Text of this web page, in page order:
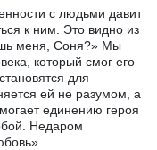
с людьми давит
к ним. Это видно из
меня, Соня?» Мы
который смог его
для
ей не разумом, а
единению героя
Недаром